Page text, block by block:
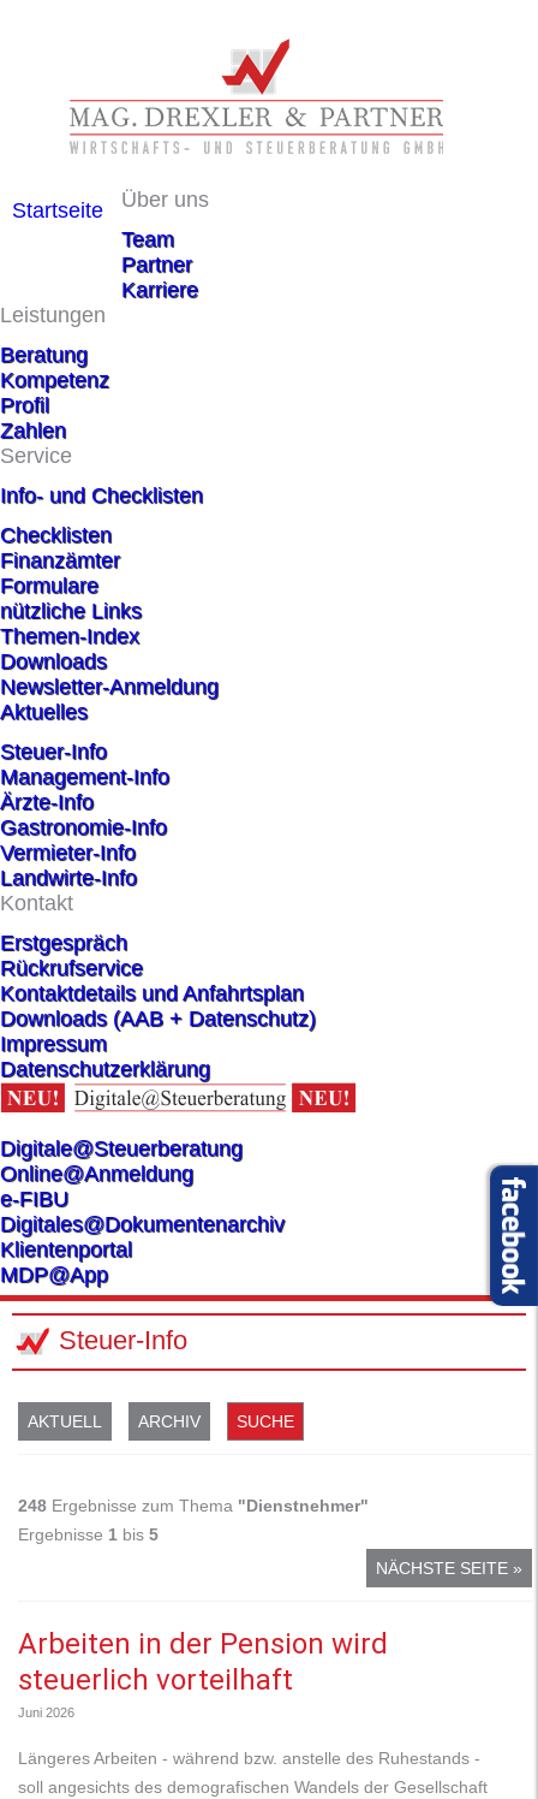
Startseite
Über uns
Team
Partner
Karriere
Leistungen
Beratung
Kompetenz
Profil
Zahlen
Service
Info- und Checklisten
Checklisten
Finanzämter
Formulare
nützliche Links
Themen-Index
Downloads
Newsletter-Anmeldung
Aktuelles
Steuer-Info
Management-Info
Ärzte-Info
Gastronomie-Info
Vermieter-Info
Landwirte-Info
Kontakt
Erstgespräch
Rückrufservice
Kontaktdetails und Anfahrtsplan
Downloads (AAB + Datenschutz)
Impressum
Datenschutzerklärung
Digitale@Steuerberatung
Online@Anmeldung
e-FIBU
Digitales@Dokumentenarchiv
Klientenportal
MDP@App
Steuer-Info
AKTUELL ARCHIV SUCHE
248 Ergebnisse zum Thema "Dienstnehmer"
Ergebnisse 1 bis5
NÄCHSTE SEITE »
Arbeiten in der Pension wird
steuerlich vorteilhaft
Juni 2026
Längeres Arbeiten - während bzw. anstelle des Ruhestands -
soll angesichts des demografischen Wandels der Gesellschaft